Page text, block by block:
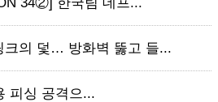
크의 덫… 방화벽 뚫고 들...
피싱 공격으...